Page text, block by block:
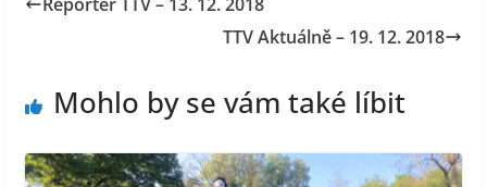
TTV Aktuálně – 19. 12. 2018
Mohlo by se vám také líbit